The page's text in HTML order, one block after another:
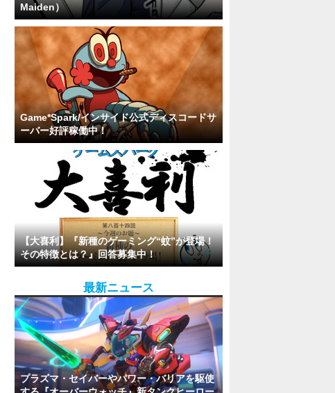
Maiden）
Game*Spark/インサイド公式ディスコードサ
ーバー好評稼働中！
【大喜利】『新種のゲーミング“蚊”が登場！
その特徴とは？』回答募集中！
最新ニュース
プラズマ・セイバーやパワー・バリアを駆使